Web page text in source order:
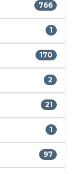
766
1
170
2
21
1
97